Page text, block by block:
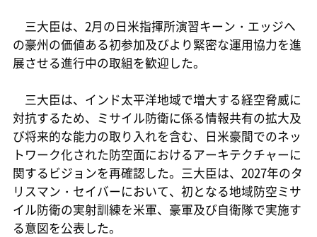
三大臣は、2月の日米指揮所演習キーン・エッジへ
の豪州の価値ある初参加及びより緊密な運用協力を進
展させる進行中の取組を歓迎した。
三大臣は、インド太平洋地域で増大する経空脅威に
対抗するため、ミサイル防衛に係る情報共有の拡大及
び将来的な能力の取り入れを含む、日米豪間でのネッ
トワーク化された防空面におけるアーキテクチャーに
関するビジョンを再確認した。三大臣は、2027年のタ
リスマン・セイバーにおいて、初となる地域防空ミサ
イル防衛の実射訓練を米軍、豪軍及び自衛隊で実施す
る意図を公表した。